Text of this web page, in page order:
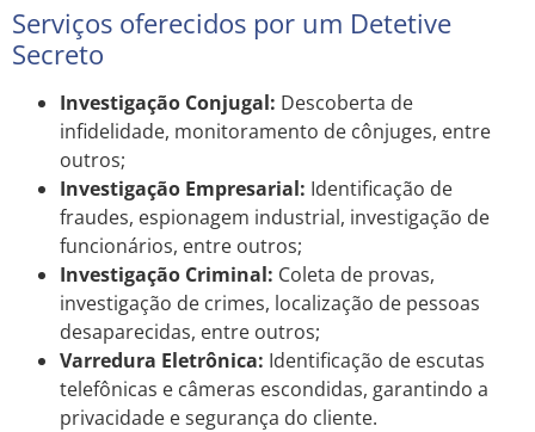
Serviços oferecidos por um Detetive
Secreto
Investigação Conjugal: Descoberta de
infidelidade, monitoramento de cônjuges, entre
outros;
Investigação Empresarial: Identificação de
fraudes, espionagem industrial, investigação de
funcionários, entre outros;
Investigação Criminal: Coleta de provas,
investigação de crimes, localização de pessoas
desaparecidas, entre outros;
Varredura Eletrônica: Identificação de escutas
telefônicas e câmeras escondidas, garantindo a
privacidade e segurança do cliente.